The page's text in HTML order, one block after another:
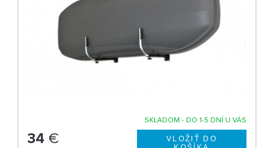
SKLADOM - DO 1-5 DNÍ U VÁS
34 €